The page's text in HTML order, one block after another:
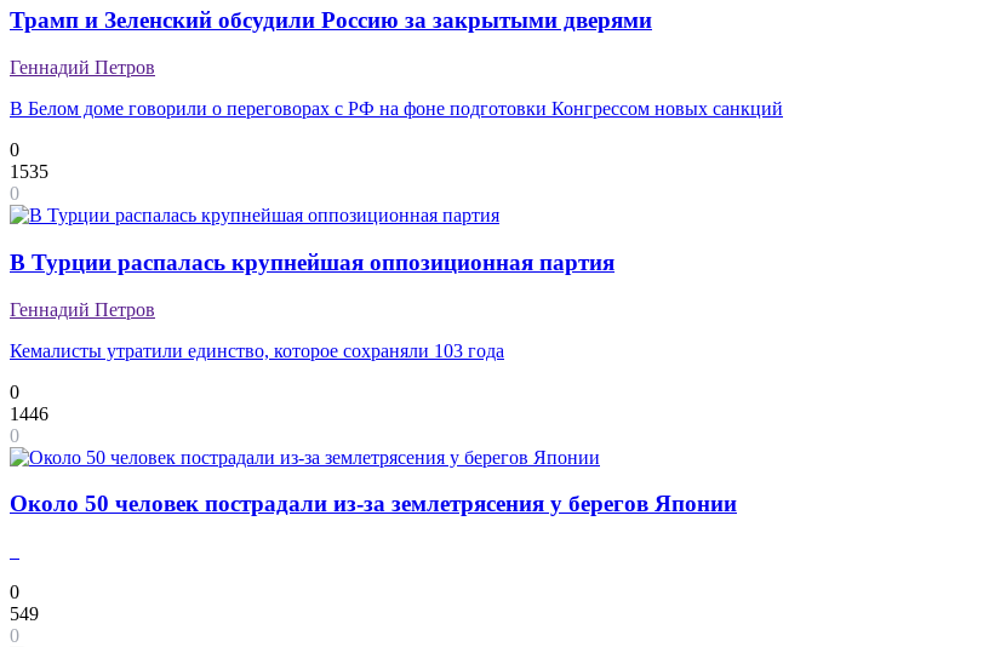
Трамп и Зеленский обсудили Россию за закрытыми дверями
Геннадий Петров
В Белом доме говорили о переговорах с РФ на фоне подготовки Конгрессом новых санкций
0
1535
0
В Турции распалась крупнейшая оппозиционная партия
Геннадий Петров
Кемалисты утратили единство, которое сохраняли 103 года
0
1446
0
Около 50 человек пострадали из-за землетрясения у берегов Японии
0
549
0